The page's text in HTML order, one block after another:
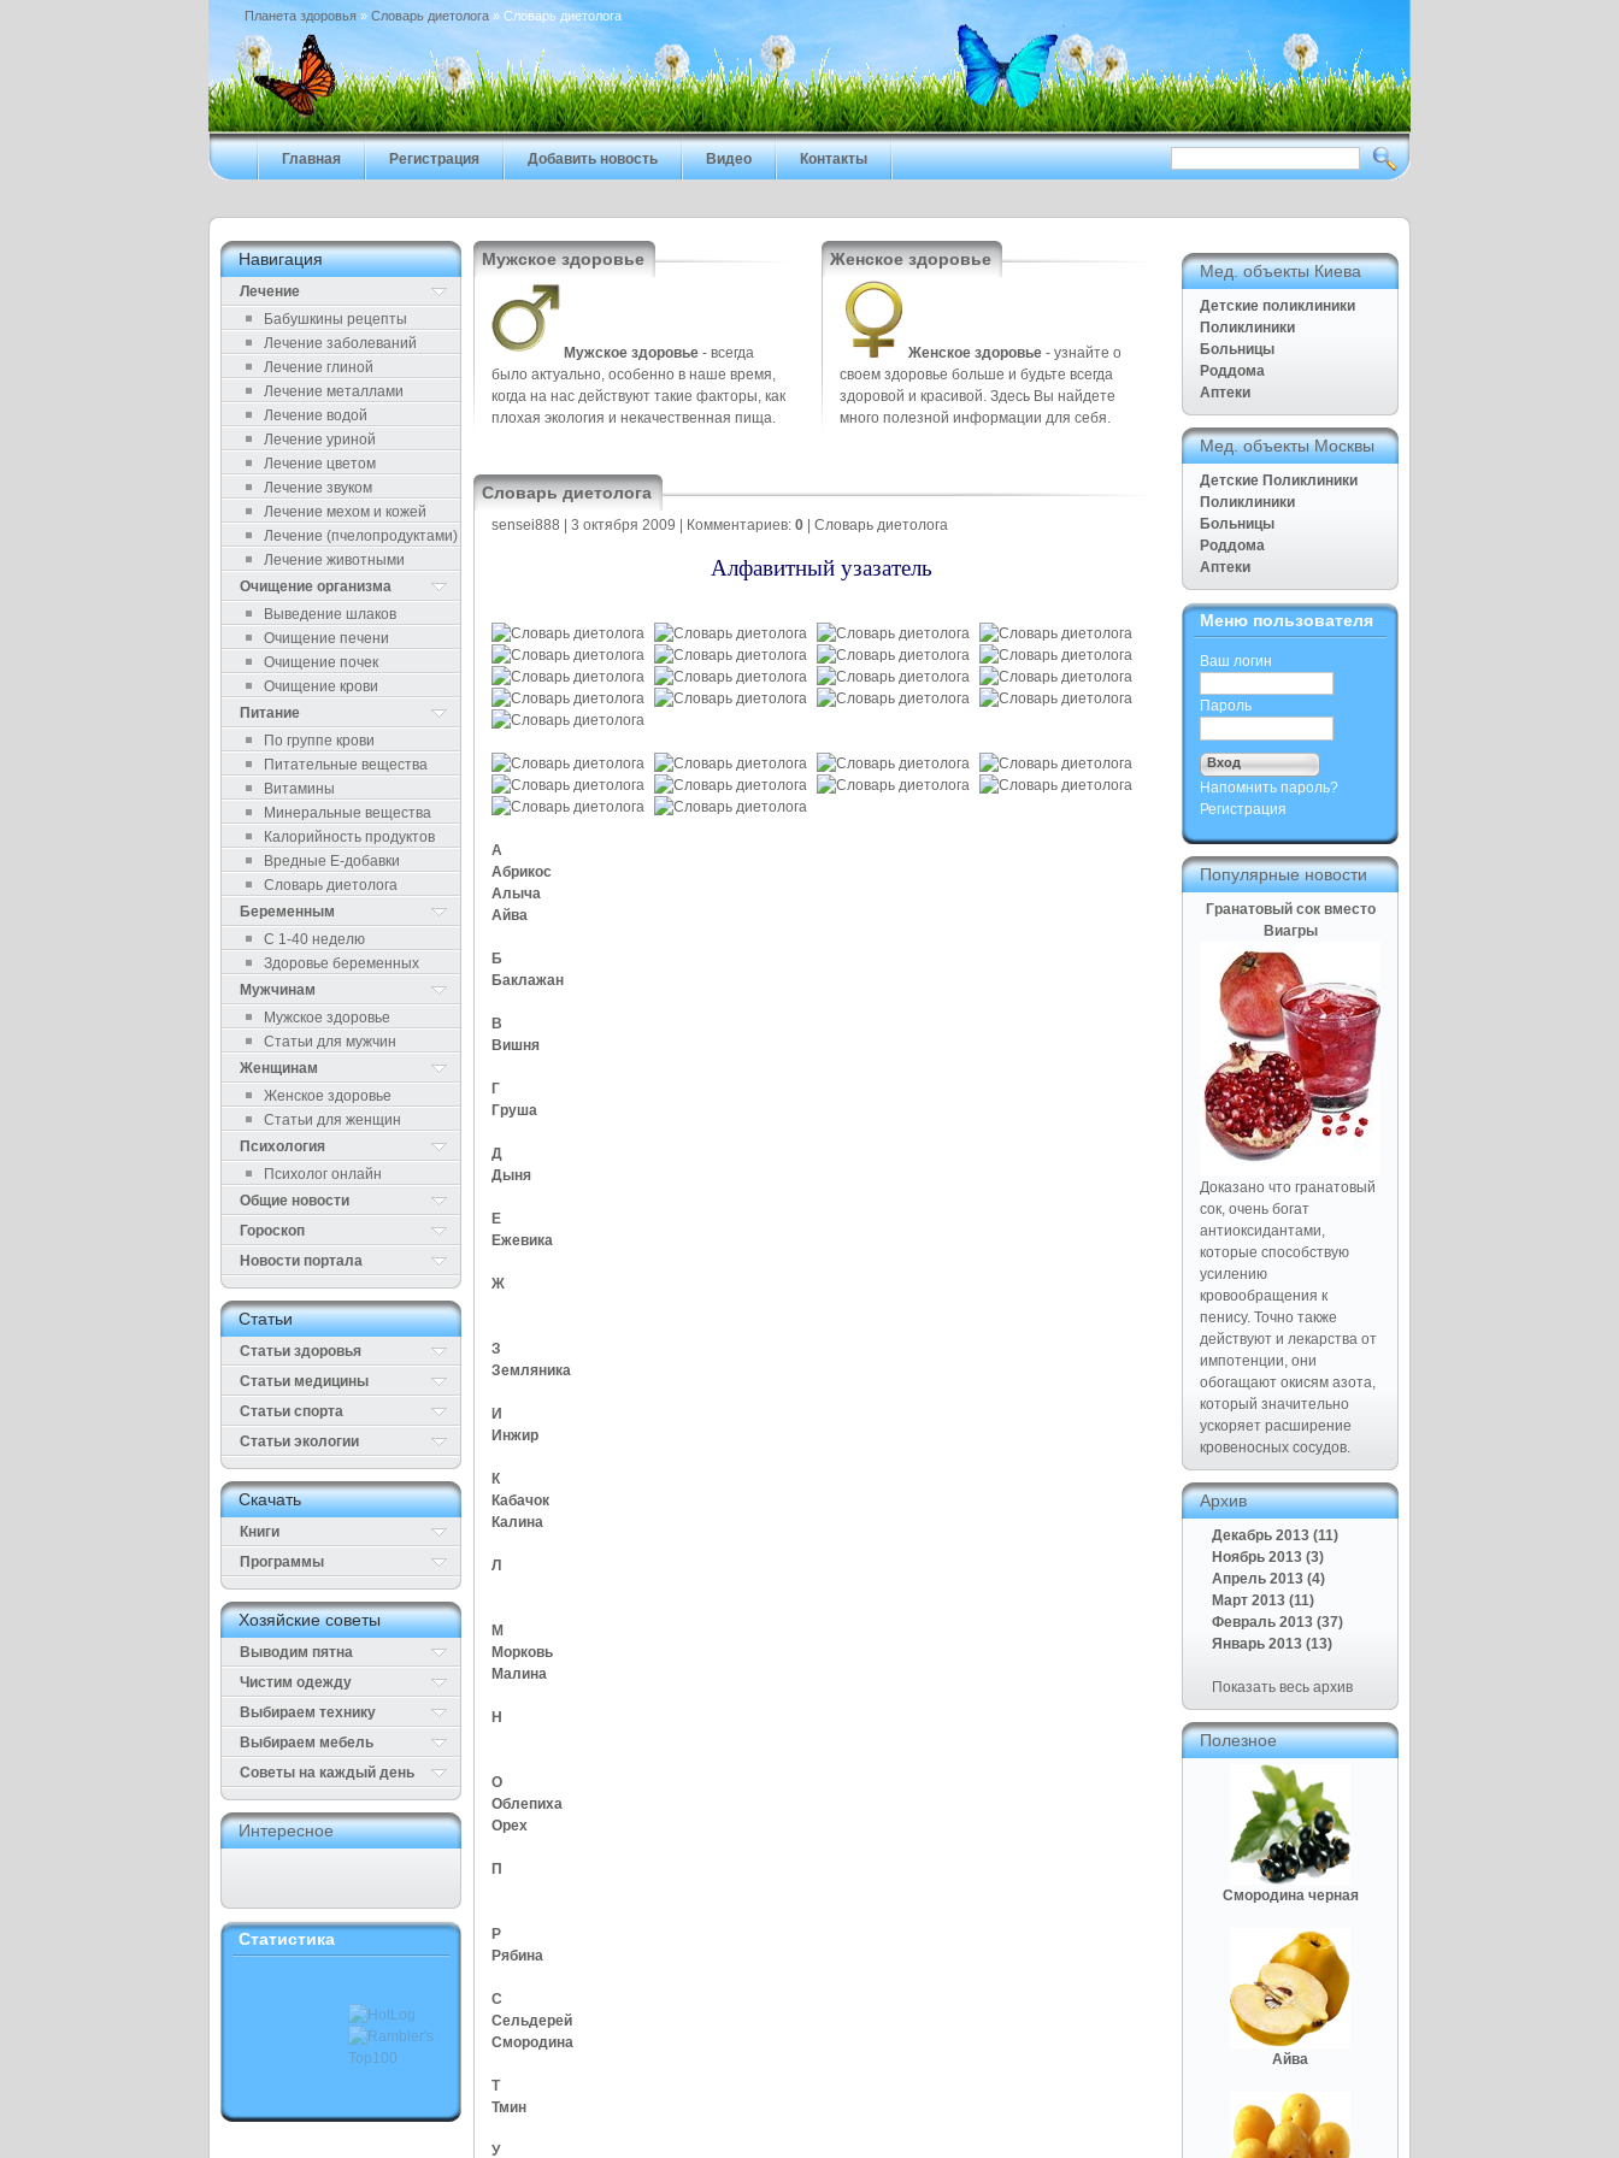
Планета здоровья » Cловарь диетолога » Cловарь диетолога
Здоровый образ жизни приежде
Нет ничего дороже чем наше
здоровье
Полезные советы для дома и
семьи, Рецепты народной
медицины
Главная Регистрация Добавить новость Видео Контакты
Навигация
Лечение
Бабушкины рецепты
Лечение заболеваний
Лечение глиной
Лечение металлами
Лечение водой
Лечение уриной
Лечение цветом
Лечение звуком
Лечение мехом и кожей
Лечение (пчелопродуктами)
Лечение животными
Очищение организма
Выведение шлаков
Очищение печени
Очищение почек
Очищение крови
Питание
По группе крови
Питательные вещества
Витамины
Минеральные вещества
Калорийность продуктов
Вредные Е-добавки
Словарь диетолога
Беременным
С 1-40 неделю
Здоровье беременных
Мужчинам
Мужское здоровье
Статьи для мужчин
Женщинам
Женское здоровье
Статьи для женщин
Психология
Психолог онлайн
Общие новости
Гороскоп
Новости портала
Cтатьи
Статьи здоровья
Cтатьи медицины
Статьи спорта
Статьи экологии
Cкачать
Книги
Программы
Хозяйские советы
Выводим пятна
Чистим одежду
Выбираем технику
Выбираем мебель
Cоветы на каждый день
Интересное
Статистика
Мед. объекты Киева
Детские поликлиники
Поликлиники
Больницы
Роддома
Аптеки
Мед. объекты Москвы
Детские Поликлиники
Поликлиники
Больницы
Роддома
Аптеки
Меню пользователя
Ваш логин
Пароль
Напомнить пароль?
Регистрация
Популярные новости
Гранатовый сок вместо
Виагры
Доказано что гранатовый
сок, очень богат
антиоксидантами,
которые способствую
усилению
кровообращения к
пенису. Точно также
действуют и лекарства от
импотенции, они
обогащают окисям азота,
который значительно
ускоряет расширение
кровеносных сосудов.
Архив
Декабрь 2013 (11)
Ноябрь 2013 (3)
Апрель 2013 (4)
Март 2013 (11)
Февраль 2013 (37)
Январь 2013 (13)
Показать весь архив
Полезное
Смородина черная
Айва
Мужское здоровье
Мужское здоровье - всегда
было актуально, особенно в наше время,
когда на нас действуют такие факторы, как
плохая экология и некачественная пища.
Женское здоровье
Женское здоровье- узнайте о
своем здоровье больше и будьте всегда
здоровой и красивой. Здесь Вы найдете
много полезной информации для себя.
Cловарь диетолога
sensei888 | 3 октября 2009 | Комментариев: 0 Cловарь диетолога
Алфавитный узазатель
А
Абрикос
Алыча
Айва
Б
Баклажан
В
Вишня
Г
Груша
Д
Дыня
Е
Ежевика
Ж
З
Земляника
И
Инжир
К
Кабачок
Калина
Л
М
Морковь
Малина
Н
О
Облепиха
Орех
П
Р
Рябина
С
Сельдерей
Смородина
Т
Тмин
У